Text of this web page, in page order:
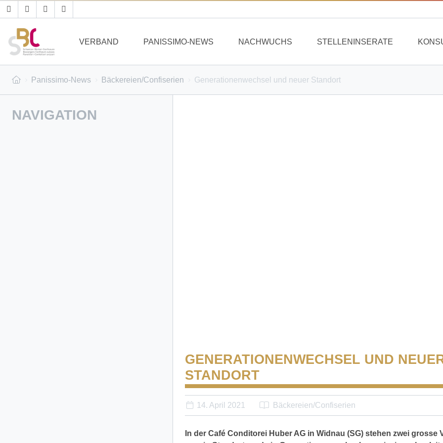
VERBAND PANISSIMO-NEWS NACHWUCHS STELLENINSERATE
Panissimo-News Bäckereien/Confiserien Generationenwechsel und neuer Standort
NAVIGATION
GENERATIONENWECHSEL UND
STANDORT
14. April 2021 Bäckereien/Confiserien
In der Café Conditorei Huber AG in Widnau (SG) stehen zwei grosse